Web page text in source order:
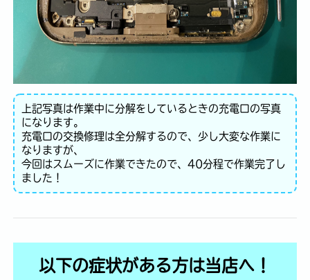
上記写真は作業中に分解をしているときの充電口の写真
になります。
充電口の交換修理は全分解するので、少し大変な作業に
なりますが、
今回はスムーズに作業できたので、40分程で作業完了し
ました！
以下の症状がある方は当店へ！